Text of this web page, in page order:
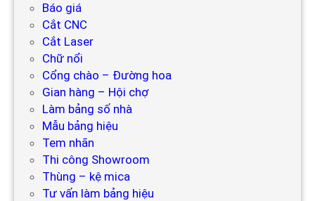
Báo giá
Cắt CNC
Cắt Laser
Chữ nổi
Cổng chào – Đường hoa
Gian hàng – Hội chợ
Làm bảng số nhà
Mẫu bảng hiệu
Tem nhãn
Thi công Showroom
Thùng – kệ mica
Tư vấn làm bảng hiệu